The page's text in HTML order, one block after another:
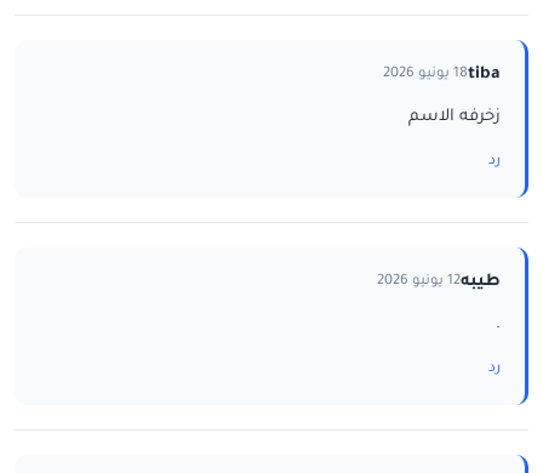
tiba18 يونيو 2026
زخرفه الاسم
رد
طيبه12 يونيو 2026
.
رد